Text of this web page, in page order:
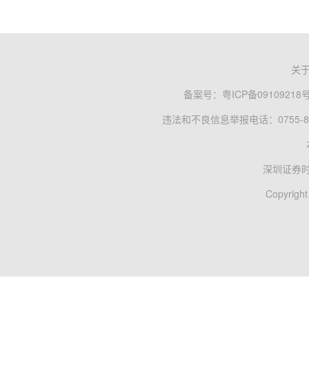
关
备案号： 粤ICP备09109218
违法和不良信息举报电话：0755-
深圳证券